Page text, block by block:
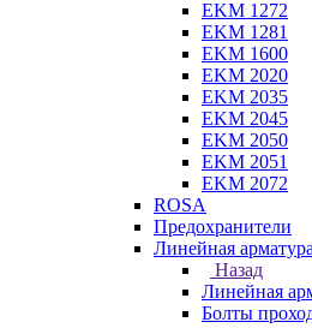
EKM 1272
EKM 1281
EKM 1600
EKM 2020
EKM 2035
EKM 2045
EKM 2050
EKM 2051
EKM 2072
ROSA
Предохранители
Линейная
Назад
Линейная
Болты